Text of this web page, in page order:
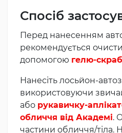
Спосіб
Перед нанесенням
рекомендується
допомогою гелю-
Нанесіть лосьйон-
використовуючи
або рукавичку-
обличчя від Академі.
частини обличчя/тіла.